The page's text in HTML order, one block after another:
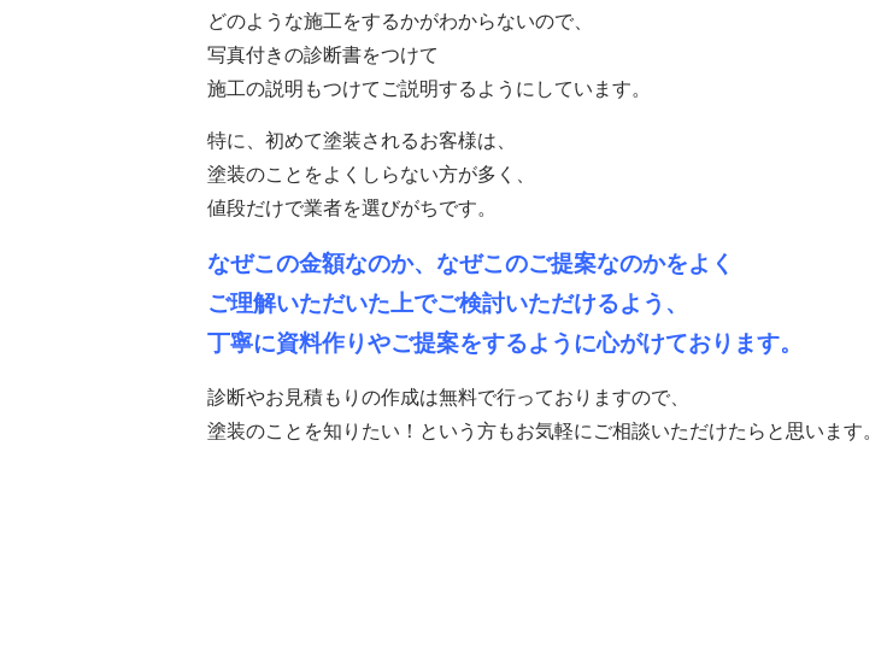
どのような施工をするかがわからないので、
写真付きの診断書をつけて
施工の説明もつけてご説明するようにしています。
特に、初めて塗装されるお客様は、
塗装のことをよくしらない方が多く、
値段だけで業者を選びがちです。
なぜこの金額なのか、なぜこのご提案なのかをよく
ご理解いただいた上でご検討いただけるよう、
丁寧に資料作りやご提案をするように心がけております。
診断やお見積もりの作成は無料で行っておりますので、
塗装のことを知りたい！という方もお気軽にご相談いただけたらと思います。